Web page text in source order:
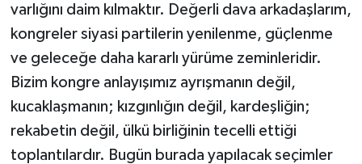
varlığını daim kılmaktır. Değerli dava arkadaşlarım,
kongreler siyasi partilerin yenilenme, güçlenme
ve geleceğe daha kararlı yürüme zeminleridir.
Bizim kongre anlayışımız ayrışmanın değil,
kucaklaşmanın; kızgınlığın değil, kardeşliğin;
rekabetin değil, ülkü birliğinin tecelli ettiği
toplantılardır. Bugün burada yapılacak seçimler